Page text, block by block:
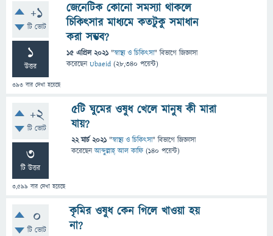
+1
টি ভোট
1
উত্তর
393 বার দেখা হয়েছে
জেনেটিক কোনো সমস্যা থাকলে
চিকিৎসার মাধ্যমে কতটুকু সমাধান
করা সম্ভব?
15 এপ্রিল 2021 "স্বাস্থ্য ও চিকিৎসা" বিভাগে জিজ্ঞাসা
করেছেনUbaeid (28,340 পয়েন্ট)
+2
টি ভোট
3
টি উত্তর
3,599 বার দেখা হয়েছে
৫টি ঘুমের ওষুধ খেলে মানুষ কী মারা
যায়?
22 মার্চ 2021 "স্বাস্থ্য ও চিকিৎসা" বিভাগে জিজ্ঞাসা
করেছেনআব্দুল্লাহ্ আল কাফি (140 পয়েন্ট)
0
টি ভোট
কৃমির ওষুধ কেন গিলে খাওয়া হয়
না?